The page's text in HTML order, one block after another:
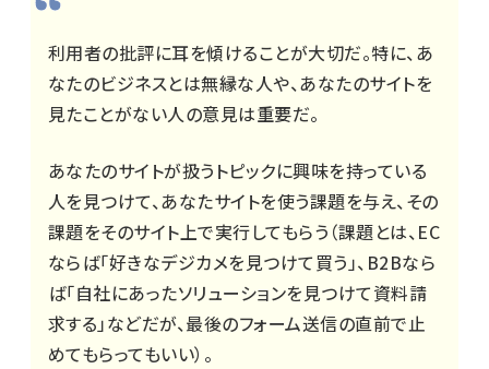
利用者の批評に耳を傾けることが大切だ。特に、あ
なたのビジネスとは無縁な人や、あなたのサイトを
見たことがない人の意見は重要だ。
あなたのサイトが扱うトピックに興味を持っている
人を見つけて、あなたサイトを使う課題を与え、その
課題をそのサイト上で実行してもらう（課題とは、EC
ならば「好きなデジカメを見つけて買う」、B2Bなら
ば「自社にあったソリューションを見つけて資料請
求する」などだが、最後のフォーム送信の直前で止
めてもらってもいい）。